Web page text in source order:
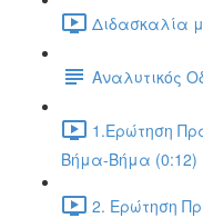
Διδασκαλία
Αναλυτικός
1.Ερώτηση
Βήμα-Βήμα (0:12)
2. Ερώτηση